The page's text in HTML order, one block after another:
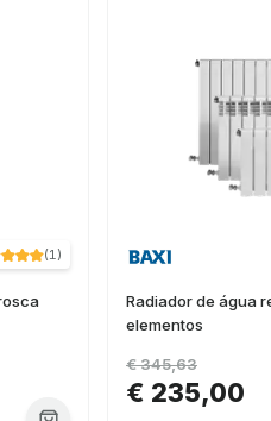
(1)
Radiador de água
elementos
€ 235,00
€ 345,63